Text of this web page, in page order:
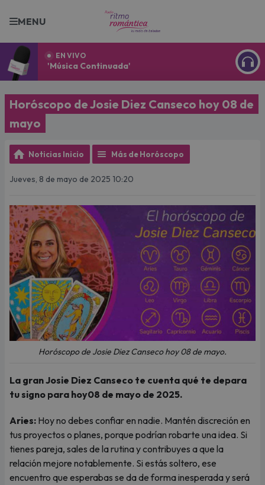
MENU
EN VIVO
'Música Continuada'
Horóscopo de Josie Diez Canseco hoy 08 de
mayo
Noticias Inicio Más de Horóscopo
Jueves, 8 de mayo de 2025 10:20
Horóscopo de Josie Diez Canseco hoy 08 de mayo.
La gran Josie Diez Canseco te cuenta qué te depara
tu signo para hoy08 de mayo de 2025.
Aries: Hoy no debes confiar en nadie. Mantén discreción en
tus proyectos o planes, porque podrían robarte una idea. Si
tienes pareja, sales de la rutina y contribuyes a que la
relación mejore notablemente. Si estás soltero, ese
encuentro que esperabas se da de forma inesperada y será